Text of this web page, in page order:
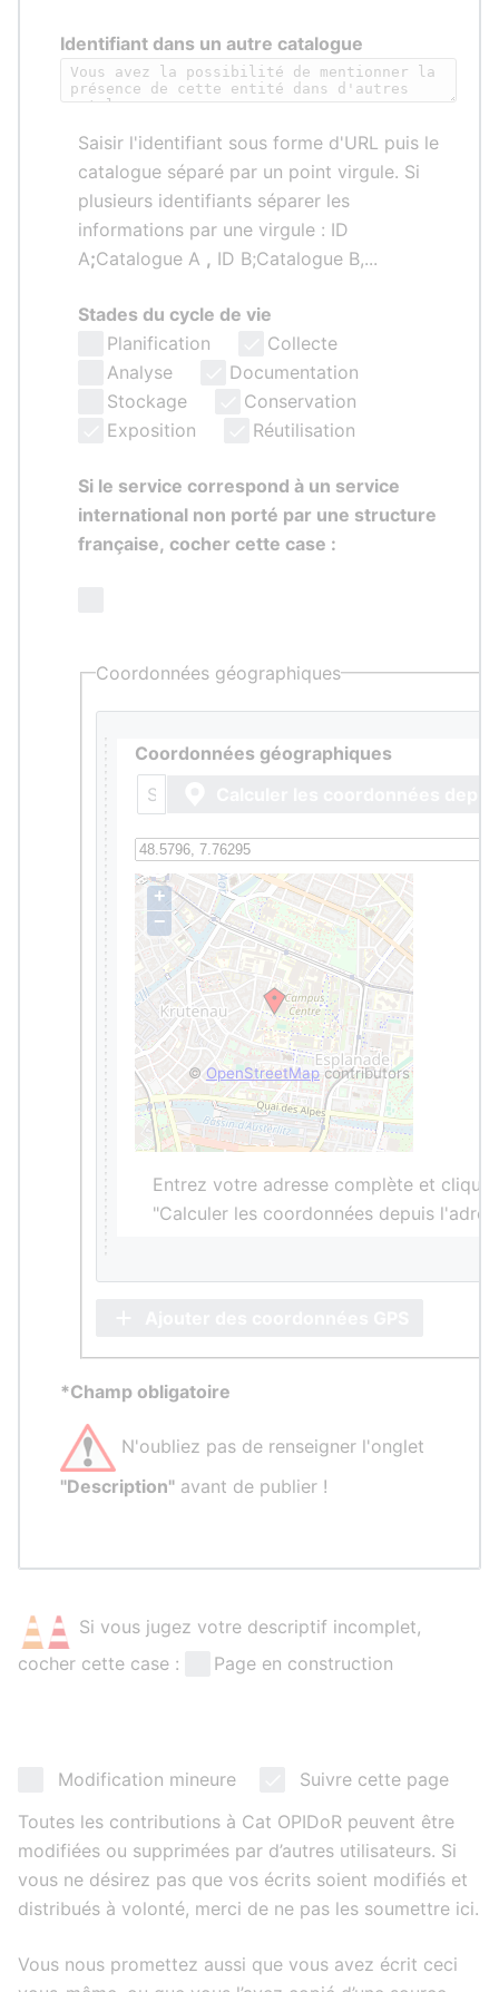
Identifiant dans un autre catalogue
Saisir l'identifiant sous forme d'URL puis le
catalogue séparé par un point virgule. Si
plusieurs identifiants séparer les
informations par une virgule : ID
A;Catalogue A , ID B;Catalogue B,...
Stades du cycle de vie
Planification
Collecte
Analyse
Documentation
Stockage
Conservation
Exposition
Réutilisation
Si le service correspond à un service
international non porté par une structure
française, cocher cette case :
Coordonnées géographiques
Coordonnées géographiques
+
−
© OpenStreetMapcontributors
Entrez votre adresse complète et
"Calculer les coordonnées depuis
*Champ obligatoire
N'oubliez pas de renseigner l'onglet
"Description" avant de publier !
Si vous jugez votre descriptif incomplet,
cocher cette case :
Page en construction
Modification mineure
Suivre cette page
Toutes les contributions à Cat OPIDoR peuvent être
modifiées ou supprimées par d’autres utilisateurs. Si
vous ne désirez pas que vos écrits soient modifiés et
distribués à volonté, merci de ne pas les soumettre ici.
Vous nous promettez aussi que vous avez écrit ceci